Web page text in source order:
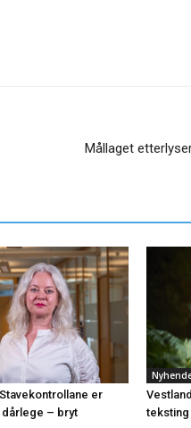
Mållaget
er
– bryt
teksting